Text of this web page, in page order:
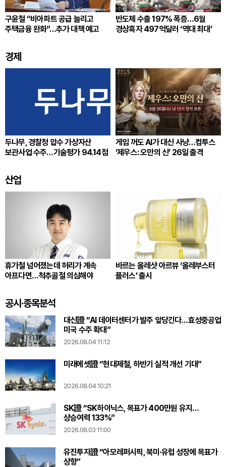
구윤철 “비아파트 공급 늘리고
주택금융 완화”…추가 대책 예고
반도체 수출 197% 폭증…6월
경상흑자 497억달러 ‘역대 최대’
경제
두나무, 경찰청 압수 가상자산
보관사업 수주…기술평가 94.14점
게임 꺼도 AI가 대신 사냥…컴투스
‘제우스: 오만의 신’ 26일 출격
산업
휴가철 넘어졌는데 허리가 계속
아프다면…척추골절 의심해야
바르는 올레샷 아르뷰 ‘올레부스터
플러스’ 출시
공시·종목분석
대신證 “AI 데이터센터가 발주 앞당긴다…효성중공업
미국 수주 확대”
2026.08.04 11:12
미래에셋證 “현대제철, 하반기 실적 개선 기대”
2026.08.04 10:21
SK證 “SK하이닉스, 목표가 400만원 유지…
상승여력 133%”
2026.08.03 11:00
유진투자證 “아모레퍼시픽, 북미·유럽 성장에 목표가
상향”